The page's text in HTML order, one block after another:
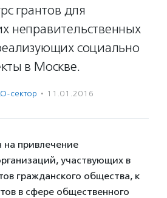
грантов для
неправительственных
социально
в Москве.
сектор · 11.01.2016
на привлечение
участвующих в
гражданского общества, к
в сфере общественного